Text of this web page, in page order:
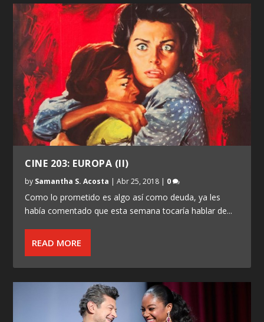
CINE 203: EUROPA (II)
by Samantha S. Acosta |Abr 25, 2018 | 0
Como lo prometido es algo así como deuda, ya les
había comentado que esta semana tocaría hablar de...
READ MORE